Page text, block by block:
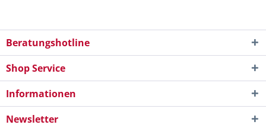
Beratungshotline
Shop Service
Informationen
Newsletter